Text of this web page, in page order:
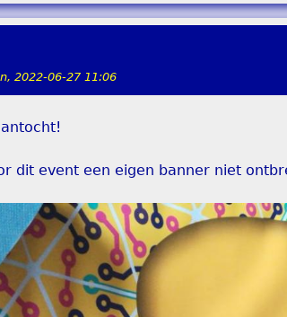
2022-06-27 11:06
dit event een eigen banner niet